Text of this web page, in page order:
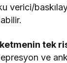
tek
ve